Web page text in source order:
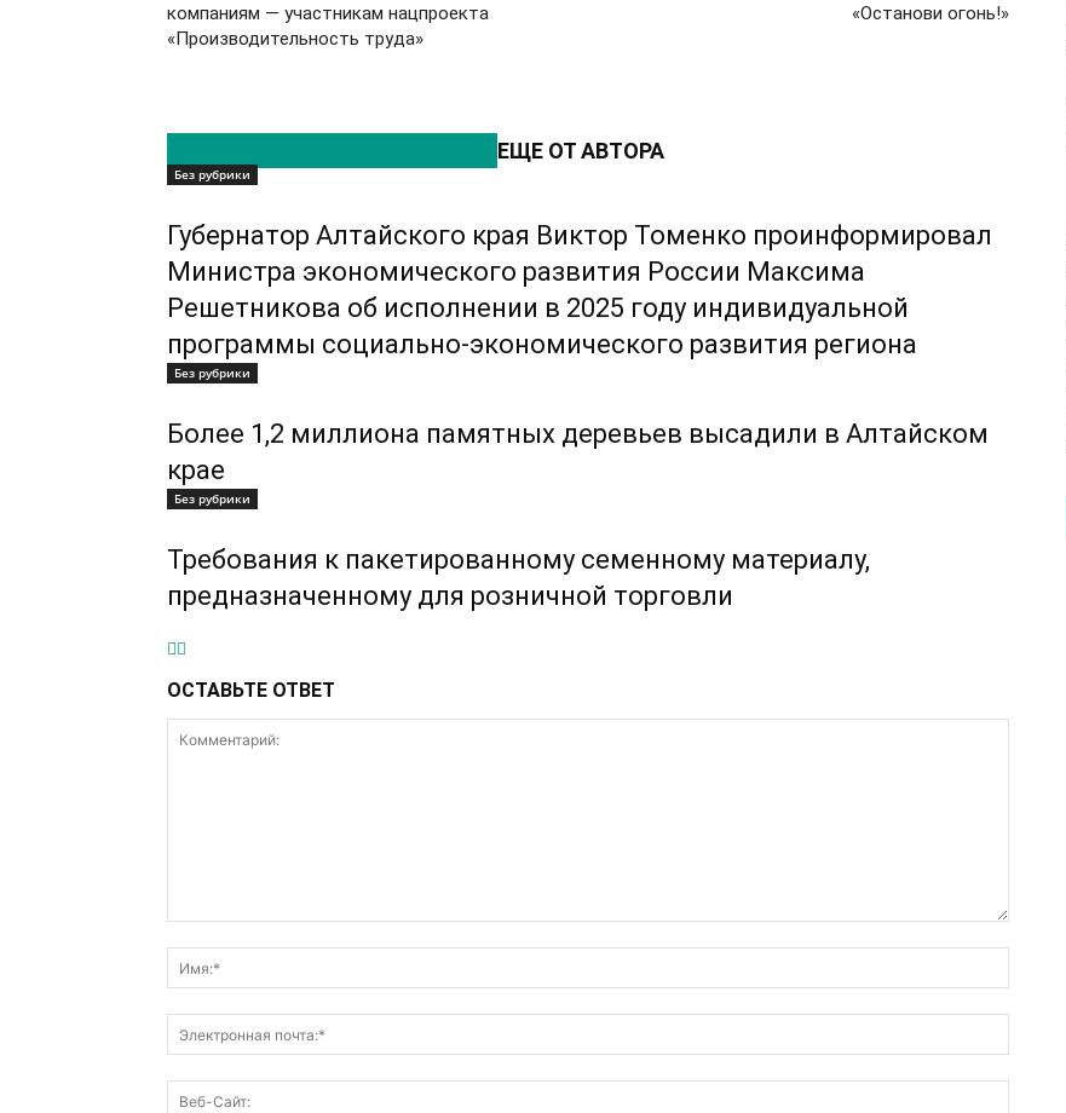
компаниям — участникам нацпроекта
«Производительность труда»
«Останови огонь!»
ЕЩЕ ОТ АВТОРА
Без рубрики
Губернатор Алтайского края Виктор Томенко проинформировал
Министра экономического развития России Максима
Решетникова об исполнении в 2025 году индивидуальной
программы социально-экономического развития региона
Без рубрики
Более 1,2 миллиона памятных деревьев высадили в Алтайском
крае
Без рубрики
Требования к пакетированному семенному материалу,
предназначенному для розничной торговли
ОСТАВЬТЕ ОТВЕТ